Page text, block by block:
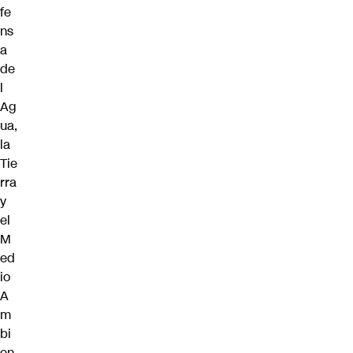
fe
ns
a
de
l
Ag
ua,
la
Tie
rra
y
el
M
ed
io
A
m
bi